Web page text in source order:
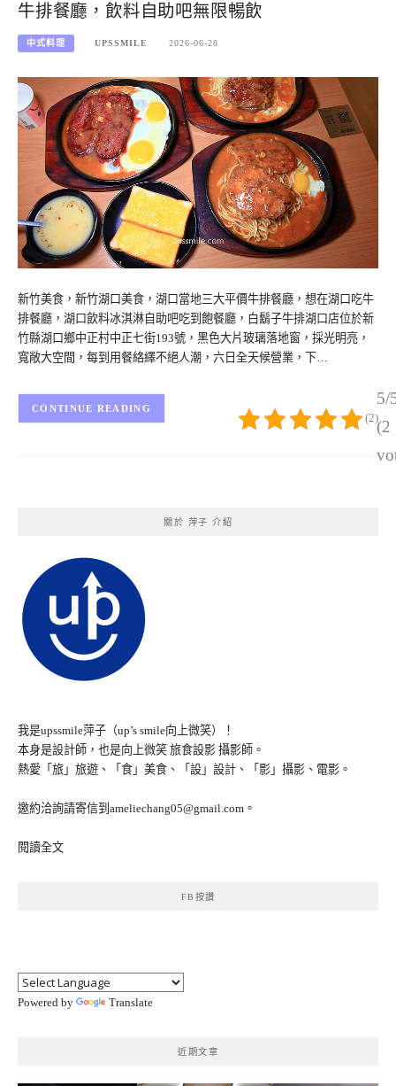
牛排餐廳，飲料自助吧無限暢飲
中式料理 UPSSMILE 2026-06-28
新竹美食，新竹湖口美食，湖口當地三大平價牛排餐廳，想在湖口吃牛
排餐廳，湖口飲料冰淇淋自助吧吃到飽餐廳，白鬍子牛排湖口店位於新
竹縣湖口鄉中正村中正七街193號，黑色大片玻璃落地窗，採光明亮，
寬敞大空間，每到用餐絡繹不絕人潮，六日全天候營業，下…
5/
(2
(2)
CONTINUE READING
關於 萍子 介紹
我是upssmile萍子（up’s smile向上微笑）！
本身是設計師，也是向上微笑 旅食設影 攝影師。
熱愛「旅」旅遊、「食」美食、「設」設計、「影」攝影、電影。
邀約洽詢請寄信到ameliechang05@gmail.com。
閱讀全文
FB按讚
Powered by Translate
近期文章